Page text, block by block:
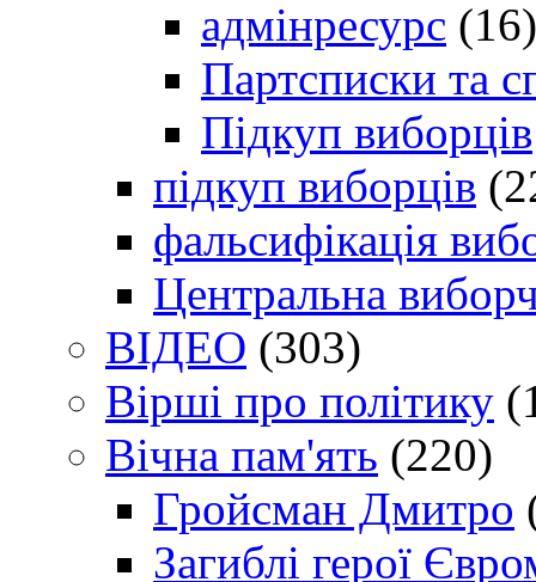
адмінресурс (16)
Партсписки та
Підкуп виборців
підкуп виборців
фальсифікація
Центральна
ВІДЕО (303)
Вірші про політику
Вічна пам'ять (220)
Гройсман Дмитро
Загиблі герої